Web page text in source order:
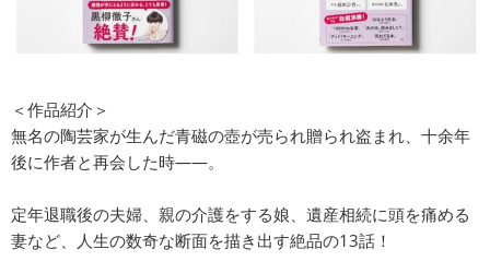
＜作品紹介＞
無名の陶芸家が生んだ青磁の壺が売られ贈られ盗まれ、十余年
後に作者と再会した時——。
定年退職後の夫婦、親の介護をする娘、遺産相続に頭を痛める
妻など、人生の数奇な断面を描き出す絶品の13話！